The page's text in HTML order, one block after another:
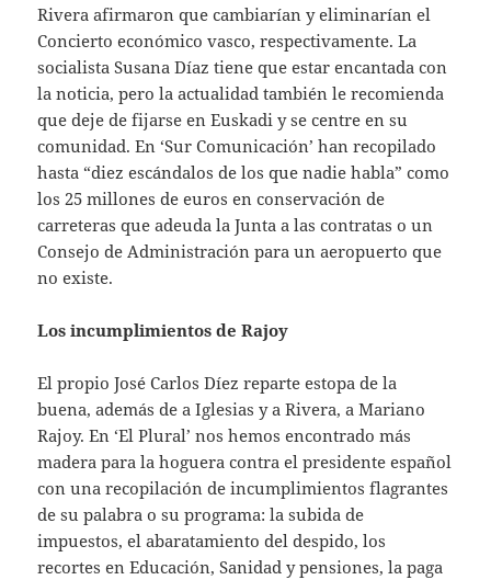
Rivera afirmaron que cambiarían y eliminarían el
Concierto económico vasco, respectivamente. La
socialista Susana Díaz tiene que estar encantada con
la noticia, pero la actualidad también le recomienda
que deje de fijarse en Euskadi y se centre en su
comunidad. En ‘Sur Comunicación’ han recopilado
hasta “diez escándalos de los que nadie habla” como
los 25 millones de euros en conservación de
carreteras que adeuda la Junta a las contratas o un
Consejo de Administración para un aeropuerto que
no existe.
Los incumplimientos de Rajoy
El propio José Carlos Díez reparte estopa de la
buena, además de a Iglesias y a Rivera, a Mariano
Rajoy. En ‘El Plural’ nos hemos encontrado más
madera para la hoguera contra el presidente español
con una recopilación de incumplimientos flagrantes
de su palabra o su programa: la subida de
impuestos, el abaratamiento del despido, los
recortes en Educación, Sanidad y pensiones, la paga